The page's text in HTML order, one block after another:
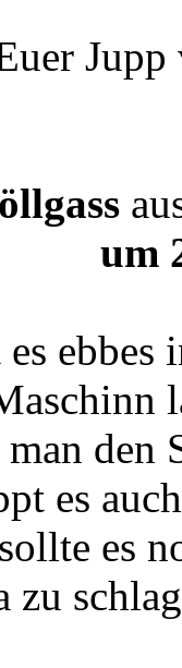
um
ebbes
den
es
es
zu